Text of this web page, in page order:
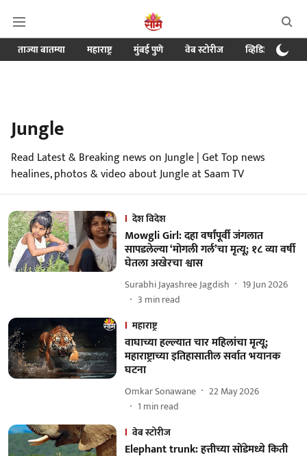
ताज्या बातम्या महाराष्ट्र मुंबई पुणे वेब स्टोरीज व्हिडिओ
Jungle
Read Latest & Breaking news on Jungle | Get Top news
healines, photos & video about Jungle at Saam TV
देश विदेश
Mowgli Girl: दहा वर्षांपूर्वी जंगलात
सापडलेल्या ‘मोगली गर्ल’चा मृत्यू; १८ व्या वर्षी
घेतला अखेरचा श्वास
Surabhi Jayashree Jagdish
19 Jun 2026
3 min read
महाराष्ट्र
वाघाच्या हल्ल्यात चार महिलांचा मृत्यू;
महाराष्ट्राच्या इतिहासातील सर्वात भयानक
घटना
Omkar Sonawane
22 May 2026
1 min read
वेब स्टोरीज
Elephant trunk: हत्तीच्या सोंडेमध्ये किती